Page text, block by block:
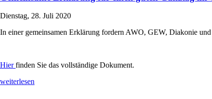
Dienstag, 28. Juli 2020
In einer gemeinsamen Erklärung fordern AWO, GEW, Diakonie
Hierfinden Sie das vollständige Dokument.
weiterlesen